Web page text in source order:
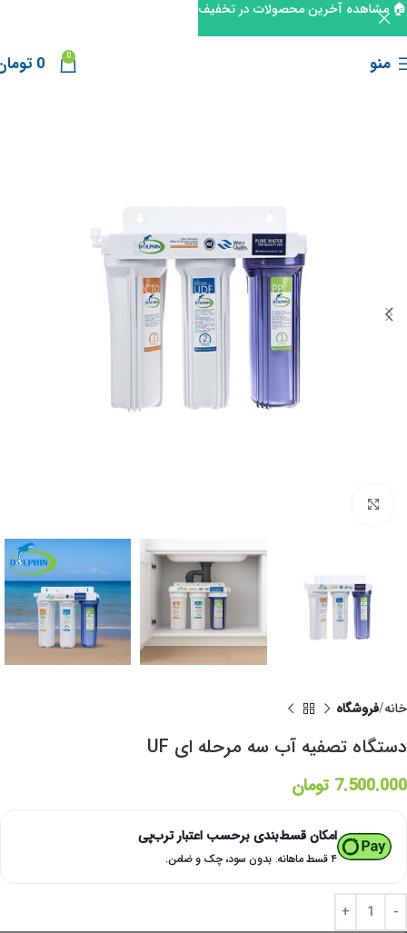
منو 0
0
خانه فروشگاه
دستگاه تصفیه آب سه مرحله ای UF
7.500.000 تومان
امکان قسط‌بندی برحسب اعتبار ترب‌پی
۴ قسط ماهانه. بدون سود، چک و ضامن.
🏠 مشاهده آخرین محصولات در تخفیف